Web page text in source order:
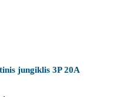
jungiklis 3P 20A